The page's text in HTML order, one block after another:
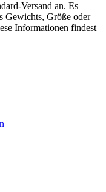
Versand an. Es
Gewichts, Größe oder
Informationen findest